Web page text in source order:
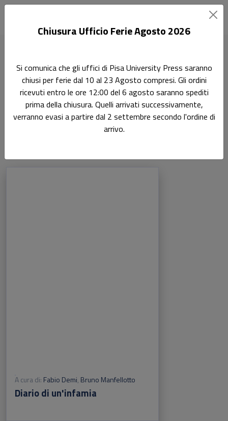
Scienze storiche, filosofiche, pedagogiche e psicologiche
Pagina 5
Scienze storiche, filosofiche,
pedagogiche e psicologiche
A cura di: Fabio Demi, Bruno Manfellotto
Diario di un'infamia
Chiusura Ufficio Ferie Agosto 2026
Si comunica che gli uffici di Pisa University Press saranno
chiusi per ferie dal 10 al 23 Agosto compresi. Gli ordini
ricevuti entro le ore 12:00 del 6 agosto saranno spediti
prima della chiusura. Quelli arrivati successivamente,
verranno evasi a partire dal 2 settembre secondo l'ordine di
arrivo.